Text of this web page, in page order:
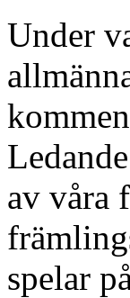
Under
av våra
spelar